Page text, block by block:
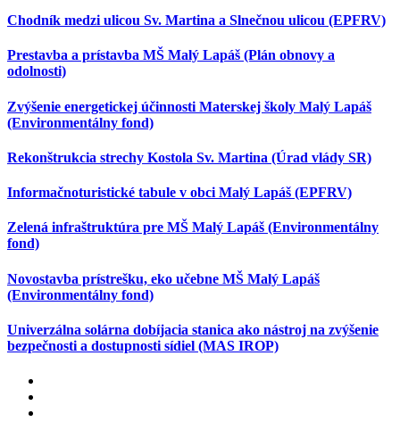
Chodník medzi ulicou Sv. Martina a Slnečnou ulicou (EPFRV)
Prestavba a prístavba MŠ Malý Lapáš (Plán obnovy a
odolnosti)
Zvýšenie energetickej účinnosti Materskej školy Malý Lapáš
(Environmentálny fond)
Rekonštrukcia strechy Kostola Sv. Martina (Úrad vlády SR)
Informačnoturistické tabule v obci Malý Lapáš (EPFRV)
Zelená infraštruktúra pre MŠ Malý Lapáš (Environmentálny
fond)
Novostavba prístrešku, eko učebne MŠ Malý Lapáš
(Environmentálny fond)
Univerzálna solárna dobíjacia stanica ako nástroj na zvýšenie
bezpečnosti a dostupnosti sídiel (MAS IROP)